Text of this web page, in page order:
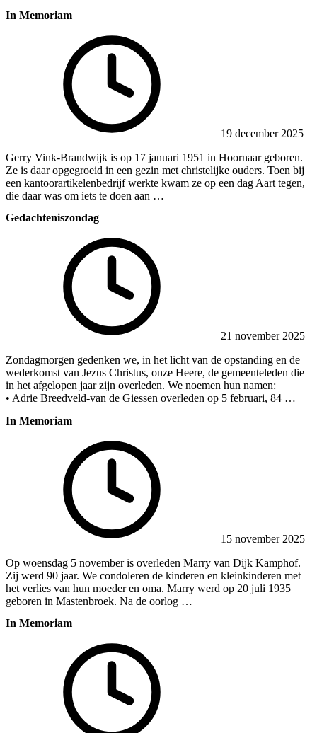
In Memoriam
19 december 2025
Gerry Vink-Brandwijk is op 17 januari 1951 in Hoornaar geboren.
Ze is daar opgegroeid in een gezin met christelijke ouders. Toen bij
een kantoorartikelenbedrijf werkte kwam ze op een dag Aart tegen,
die daar was om iets te doen aan …
Gedachteniszondag
21 november 2025
Zondagmorgen gedenken we, in het licht van de opstanding en de
wederkomst van Jezus Christus, onze Heere, de gemeenteleden die
in het afgelopen jaar zijn overleden. We noemen hun namen:
• Adrie Breedveld-van de Giessen overleden op 5 februari, 84 …
In Memoriam
15 november 2025
Op woensdag 5 november is overleden Marry van Dijk Kamphof.
Zij werd 90 jaar. We condoleren de kinderen en kleinkinderen met
het verlies van hun moeder en oma. Marry werd op 20 juli 1935
geboren in Mastenbroek. Na de oorlog …
In Memoriam